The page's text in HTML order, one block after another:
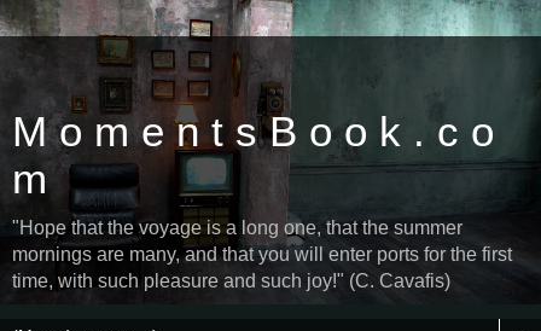
M o m e n t s B o o k . c o
m
"Hope that the voyage is a long one, that the summer
mornings are many, and that you will enter ports for the first
time, with such pleasure and such joy!" (C. Cavafis)